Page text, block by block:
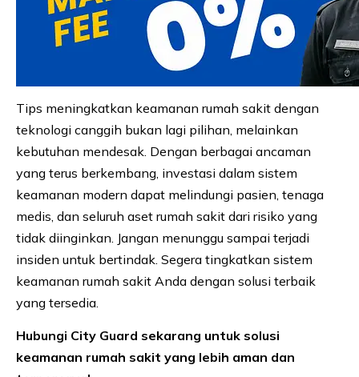
Tips meningkatkan keamanan rumah sakit dengan
teknologi canggih bukan lagi pilihan, melainkan
kebutuhan mendesak. Dengan berbagai ancaman
yang terus berkembang, investasi dalam sistem
keamanan modern dapat melindungi pasien, tenaga
medis, dan seluruh aset rumah sakit dari risiko yang
tidak diinginkan. Jangan menunggu sampai terjadi
insiden untuk bertindak. Segera tingkatkan sistem
keamanan rumah sakit Anda dengan solusi terbaik
yang tersedia.
Hubungi City Guard sekarang untuk solusi
keamanan rumah sakit yang lebih aman dan